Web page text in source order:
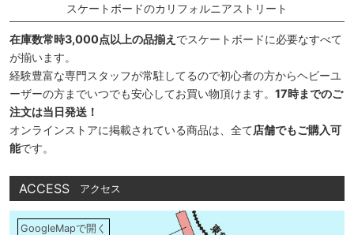
スケートボードのカリフォルニアストリート
在庫数常時3,000点以上の品揃え でスケートボードに必要なすべて
が揃います。
経験豊富な専門スタッフが常駐してるので初心者の方からヘビーユ
ーザーの方までいつでも安心してお買い物頂けます。 17時までのご
注文は当日発送！
オンラインストアに掲載されている商品は、全て店舗でもご購入可
能です。
ACCESS アクセス
GoogleMapで開く